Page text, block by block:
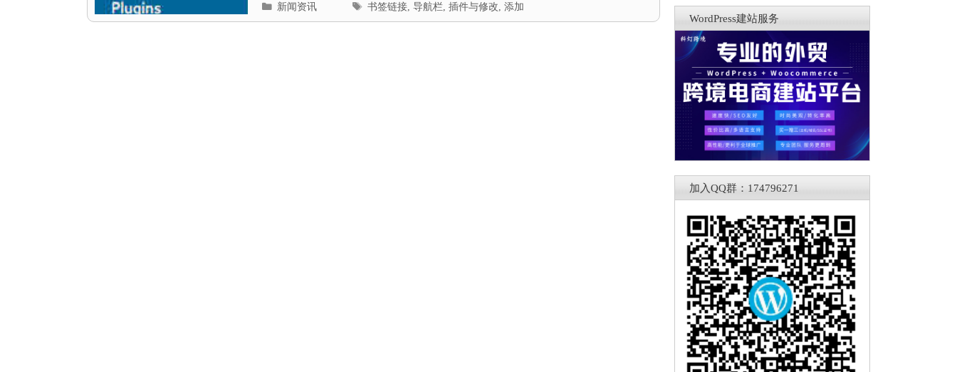
分
类
新闻资讯
标
签
书签链接,导航栏,插件与修改,添加
WordPress建站服务
加入QQ群：174796271